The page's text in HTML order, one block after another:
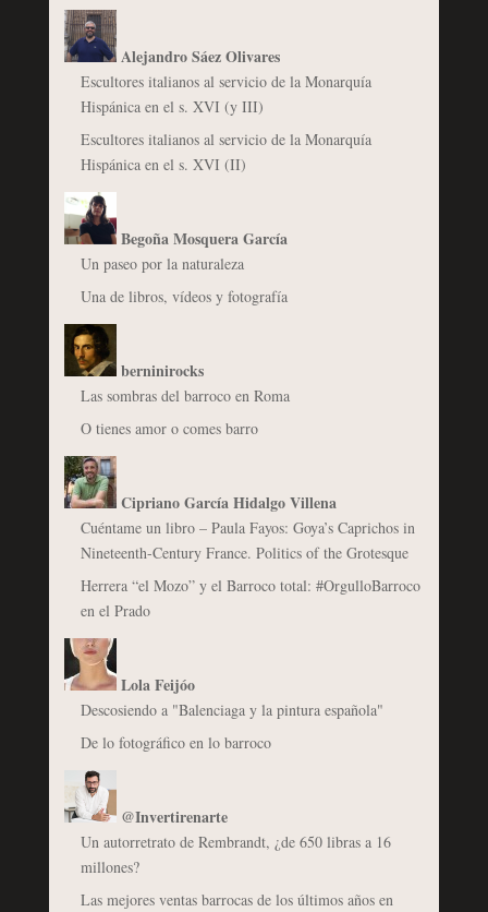
Alejandro Sáez Olivares
Escultores italianos al servicio de la Monarquía
Hispánica en el s. XVI (y III)
Escultores italianos al servicio de la Monarquía
Hispánica en el s. XVI (II)
Begoña Mosquera García
Un paseo por la naturaleza
Una de libros, vídeos y fotografía
berninirocks
Las sombras del barroco en Roma
O tienes amor o comes barro
Cipriano García Hidalgo Villena
Cuéntame un libro – Paula Fayos: Goya’s Caprichos in
Nineteenth-Century France. Politics of the Grotesque
Herrera “el Mozo” y el Barroco total: #OrgulloBarroco
en el Prado
Lola Feijóo
Descosiendo a "Balenciaga y la pintura española"
De lo fotográfico en lo barroco
@Invertirenarte
Un autorretrato de Rembrandt, ¿de 650 libras a 16
millones?
Las mejores ventas barrocas de los últimos años en